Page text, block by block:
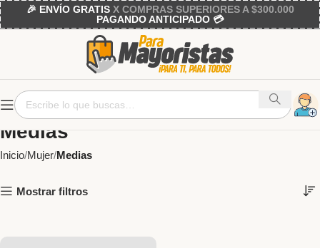
🎉 ENVÍO GRATISX COMPRAS SUPERIORES A $300.000
PAGANDO ANTICIPADO 💳
Medias
Inicio Mujer Medias
Mostrar filtros